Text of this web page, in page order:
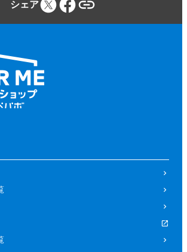
あると当社が判断した場合、当社
本イベントに関して業務を委託す
申込みの拒否、参加の取り消しを
できるものとします。
づく措置を行う場合、当社は、そ
を参加者に開示する義務を負わな
基づく、参加申込みの拒否、参加
しによって、参加者又は第三者が
害等について、当社は一切の責任
いものとします。
加資格）
、当社所定の方法により申し込み
方であって、本イベントの開催趣
シェア